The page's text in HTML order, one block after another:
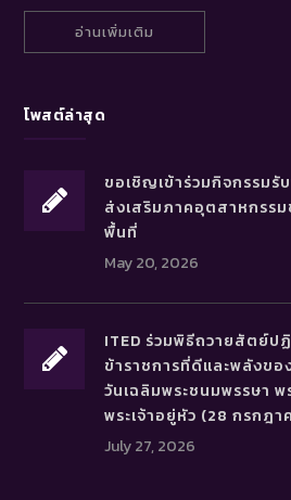
อ่านเพิ่มเติม
โพสต์ล่าสุด
ขอเชิญเข้าร่วมกิจกรรมรั
ส่งเสริมภาคอุตสาหกรร
พื้นที่
May 20, 2026
ITED ร่วมพิธีถวายสัตย์ป
ข้าราชการที่ดีและพลังขอ
วันเฉลิมพระชนมพรรษา พ
พระเจ้าอยู่หัว (28 กรกฎ
July 27, 2026